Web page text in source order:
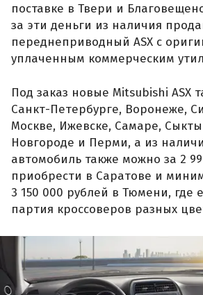
поставке в Твери и
за эти деньги из наличия
переднеприводный ASX с
уплаченным коммерческим
Под заказ новые Mitsubishi ASX
Санкт-Петербурге, Воронеже,
Москве, Ижевске, Самаре,
Новгороде и Перми, а из
автомобиль также можно за 2
приобрести в Саратове и
3 150 000 рублей в Тюмени, где
партия кроссоверов разных